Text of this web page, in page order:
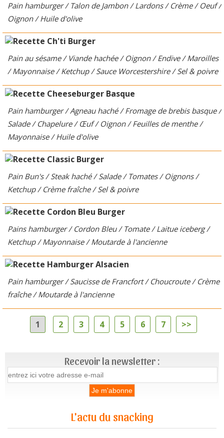
Pain hamburger / Talon de Jambon / Lardons / Crème / Oeuf /
Oignon / Huile d'oliveCh'ti Burger
Pain au sésame / Viande hachée / Oignon / Endive / Maroilles
/ Mayonnaise / Ketchup / Sauce Worcestershire / Sel & poivre
Cheeseburger Basque
Pain hamburger / Agneau haché / Fromage de brebis basque /
Salade / Chapelure / Œuf / Oignon / Feuilles de menthe /
Mayonnaise / Huile d'oliveClassic Burger
Pain Bun's / Steak haché / Salade / Tomates / Oignons /
Ketchup / Crème fraîche / Sel & poivre
Cordon Bleu Burger
Pains hamburger / Cordon Bleu / Tomate / Laitue iceberg /
Ketchup / Mayonnaise / Moutarde à l'ancienne
Hamburger Alsacien
Pain hamburger / Saucisse de Francfort / Choucroute / Crème
fraîche / Moutarde à l'ancienne
1 2 3 4 5 6 7 >>
Recevoir la newsletter :
L'actu du snacking